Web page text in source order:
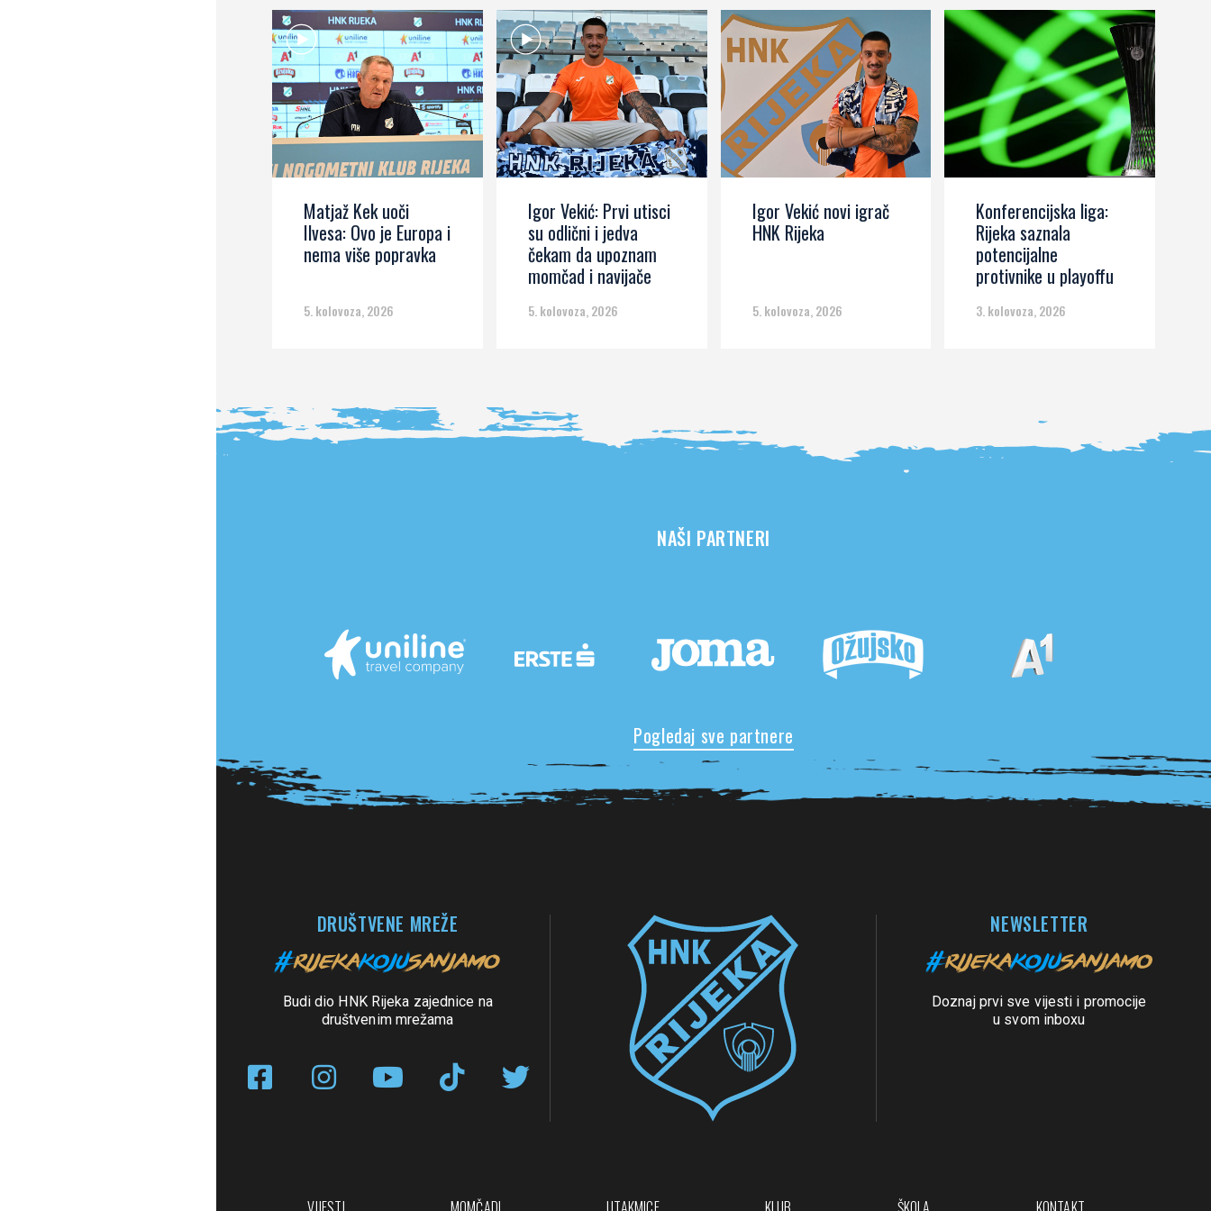
Matjaž Kek uoči
Ilvesa: Ovo je Europa i
nema više popravka
5. kolovoza, 2026
Igor Vekić: Prvi utisci
su odlični i jedva
čekam da upoznam
momčad i navijače
5. kolovoza, 2026
Igor Vekić novi igrač
HNK Rijeka
5. kolovoza, 2026
Konferencijska liga:
Rijeka saznala
potencijalne
protivnike u playoffu
3. kolovoza, 2026
NAŠI PARTNERI
Pogledaj sve partnere
DRUŠTVENE MREŽE
Budi dio HNK Rijeka zajednice na
društvenim mrežama
NEWSLETTER
Doznaj prvi sve vijesti i promocije
u svom inboxu